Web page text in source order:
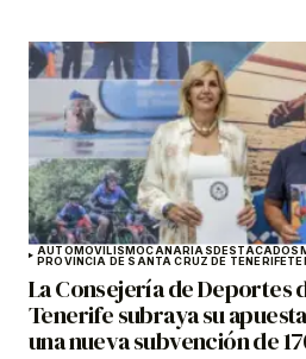
AUTOMOVILISMOCANARIASDESTACADOS
PROVINCIA DE SANTA CRUZ DE TENERIFE
La Consejería de Deportes
Tenerife subraya su
una nueva subvención de